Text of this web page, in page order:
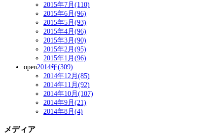
2015年7月(110)
2015年6月(96)
2015年5月(93)
2015年4月(96)
2015年3月(90)
2015年2月(95)
2015年1月(96)
open2014年(309)
2014年12月(85)
2014年11月(92)
2014年10月(107)
2014年9月(21)
2014年8月(4)
メディア